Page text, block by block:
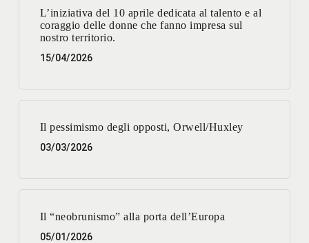
L’iniziativa del 10 aprile dedicata al talento e al
coraggio delle donne che fanno impresa sul
nostro territorio.
15/04/2026
Il pessimismo degli opposti, Orwell/Huxley
03/03/2026
Il “neobrunismo” alla porta dell’Europa
05/01/2026